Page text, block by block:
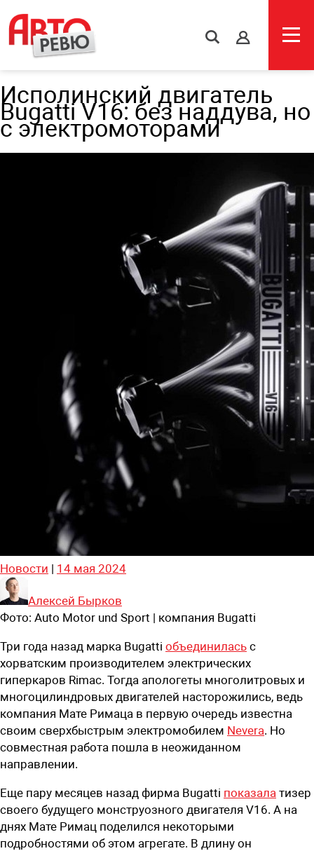
s
Исполинский двигатель
Bugatti V16: без наддува, но
с электромоторами
Новости | 14 мая 2024
Алексей Бырков
Фото: Auto Motor und Sport | компания Bugatti
Три года назад марка Bugatti объединилась с
хорватским производителем электрических
гиперкаров Rimac. Тогда апологеты многолитровых и
многоцилиндровых двигателей насторожились, ведь
компания Мате Римаца в первую очередь известна
своим сверхбыстрым электромобилем Nevera. Но
совместная работа пошла в неожиданном
направлении.
Еще пару месяцев назад фирма Bugatti показала тизер
своего будущего монструозного двигателя V16. А на
днях Мате Римац поделился некоторыми
подробностями об этом агрегате. В длину он